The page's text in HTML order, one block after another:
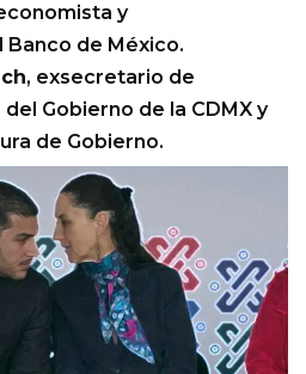
y
de México.
, exsecretario de
Gobierno de la CDMX y
de Gobierno.